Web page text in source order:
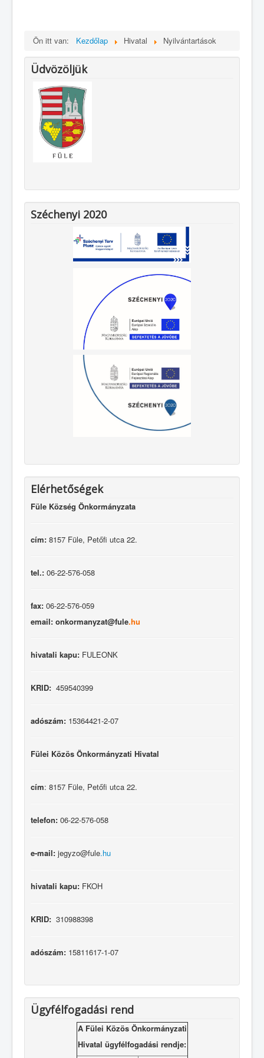
Ön itt van: Kezdőlap Hivatal Nyilvántartások
Üdvözöljük
Széchenyi 2020
Elérhetőségek
Füle Község Önkormányzata
cím: 8157 Füle, Petőfi utca 22.
tel.: 06-22-576-058
fax: 06-22-576-059
email: onkormanyzat@fule.hu
hivatali kapu: FULEONK
KRID: 459540399
adószám: 15364421-2-07
Fülei Közös Önkormányzati Hivatal
cím: 8157 Füle, Petőfi utca 22.
telefon: 06-22-576-058
e-mail: jegyzo@fule.hu
hivatali kapu: FKOH
KRID: 310988398
adószám: 15811617-1-07
Ügyfélfogadási rend
A Fülei Közös Önkormányzati
Hivatal ügyfélfogadási rendje: